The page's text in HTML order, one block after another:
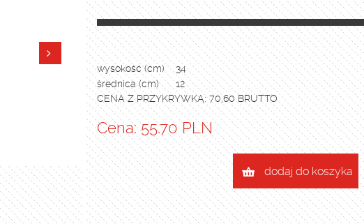
wysokość (cm)
34
średnica (cm)
12
CENA Z PRZYKRYWKĄ: 70,60 BRUTTO
Cena: 55.70 PLN
dodaj do koszyka